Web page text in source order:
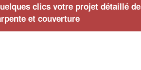
clics votre projet détaillé de
et couverture